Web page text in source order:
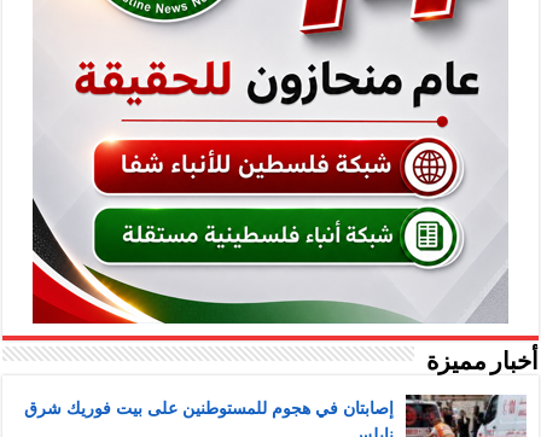
أخبار مميزة
إصابتان في هجوم للمستوطنين على بيت فوريك شرق